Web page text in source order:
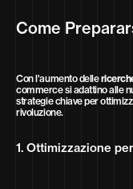
Come
Con l'aumento delle
commerce si adattino alle
strategie chiave per
rivoluzione.
1. Ottimizzazione